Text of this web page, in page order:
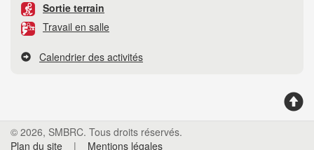
Sortie terrain
Travail en salle
Calendrier des activités
© 2026, SMBRC. Tous droits réservés.
Plan du site | Mentions légales